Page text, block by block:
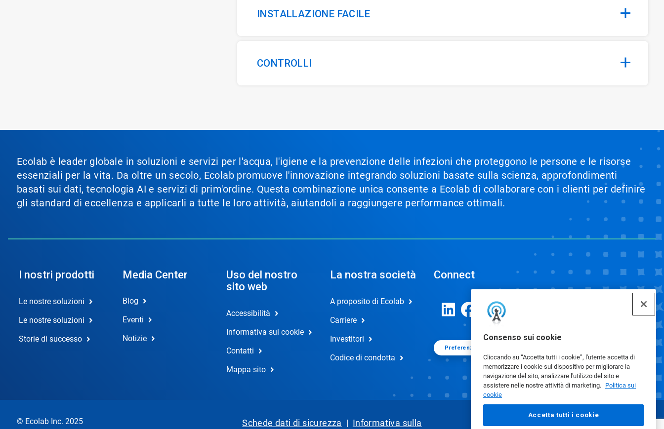
Consenso sui cookie
Cliccando su “Accetta tutti i cookie”, l'utente accetta di
memorizzare i cookie sul dispositivo per migliorare la
navigazione del sito, analizzare l'utilizzo del sito e
assistere nelle nostre attività di marketing. Politica sui
cookie
Accetta tutti i cookie
INSTALLAZIONE FACILE
CONTROLLI
Ecolab è leader globale in soluzioni e servizi per l'acqua, l'igiene e la prevenzione delle infezioni che proteggono le persone e le risorse
essenziali per la vita. Da oltre un secolo, Ecolab promuove l'innovazione integrando soluzioni basate sulla scienza, approfondimenti
basati sui dati, tecnologia AI e servizi di prim'ordine. Questa combinazione unica consente a Ecolab di collaborare con i clienti per definire
gli standard di eccellenza e applicarli a tutte le loro attività, aiutandoli a raggiungere performance ottimali.
I nostri prodotti
Le nostre soluzioni
Le nostre soluzioni
Storie di successo
Media Center
Blog
Eventi
Notizie
Uso del nostro
sito web
Accessibilità
Informativa sui cookie
Contatti
Mappa sito
La nostra società
A proposito di Ecolab
Carriere
Investitori
Codice di condotta
Connect
Preferenze cookie
© Ecolab Inc. 2025 Schede dati di sicurezza | Informativa sulla